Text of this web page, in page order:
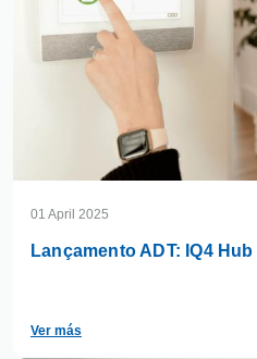
01 April 2025
Lançamento ADT: IQ4 Hub
Ver más